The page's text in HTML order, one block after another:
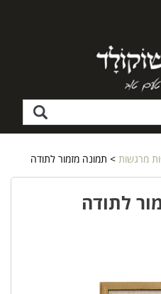
מרגשות > תמונה מזמור לתודה
לתודה